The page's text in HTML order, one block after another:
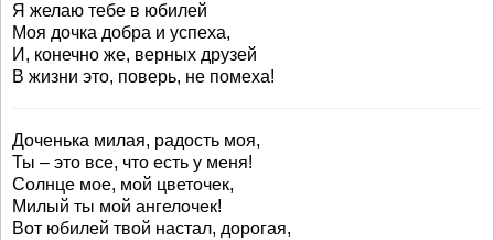
Я желаю тебе в юбилей
Моя дочка добра и успеха,
И, конечно же, верных друзей
В жизни это, поверь, не помеха!
Доченька милая, радость моя,
Ты – это все, что есть у меня!
Солнце мое, мой цветочек,
Милый ты мой ангелочек!
Вот юбилей твой настал, дорогая,